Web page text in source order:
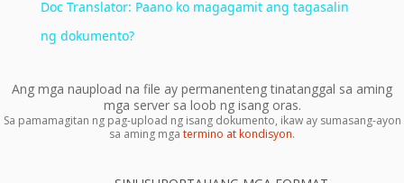
Doc Translator: Paano ko magagamit ang tagasalin
ng dokumento?
Ang mga naupload na file ay permanenteng tinatanggal sa aming
mga server sa loob ng isang oras.
Sa pamamagitan ng pag-upload ng isang dokumento, ikaw ay sumasang-ayon
sa aming mga termino at kondisyon.